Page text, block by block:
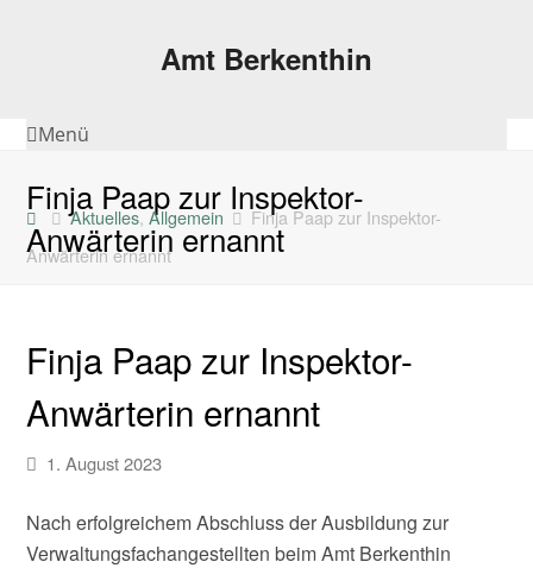
Amt Berkenthin
Menü
Finja Paap zur Inspektor-
Anwärterin ernannt
Aktuelles,Allgemein
Finja Paap zur Inspektor-
Anwärterin ernannt
Finja Paap zur Inspektor-
Anwärterin ernannt
1. August 2023
Nach erfolgreichem Abschluss der Ausbildung zur
Verwaltungsfachangestellten beim Amt Berkenthin